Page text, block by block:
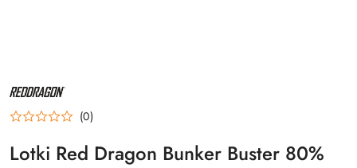
NAZWA
PRODUCENTA:
RED
DRAGON (0)
Lotki Red Dragon Bunker Buster 80%